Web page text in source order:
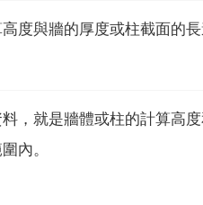
度與牆的厚度或柱截面的
，就是牆體或柱的計算高
內。